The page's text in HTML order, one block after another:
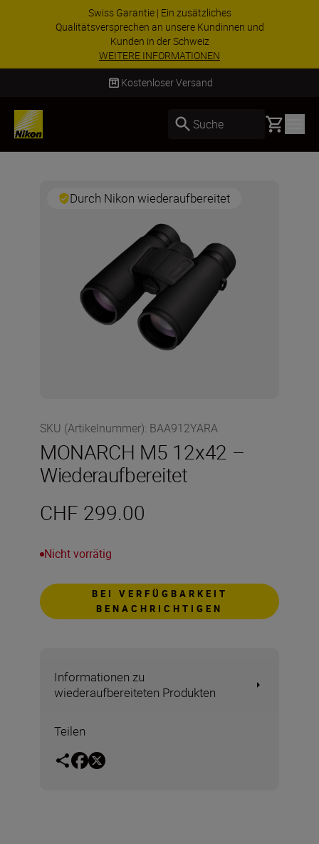
Swiss Garantie | Ein zusätzliches
Qualitätsversprechen an unsere Kundinnen und
Kunden in der Schweiz
WEITERE INFORMATIONEN
Kostenloser Versand
Suche Basket
Durch Nikon wiederaufbereitet
SKU (Artikelnummer): BAA912YARA
MONARCH M5 12x42 –
Wiederaufbereitet
CHF 299.00
Nicht vorrätig
BEI VERFÜGBARKEIT
BENACHRICHTIGEN
Informationen zu
wiederaufbereiteten Produkten
Teilen